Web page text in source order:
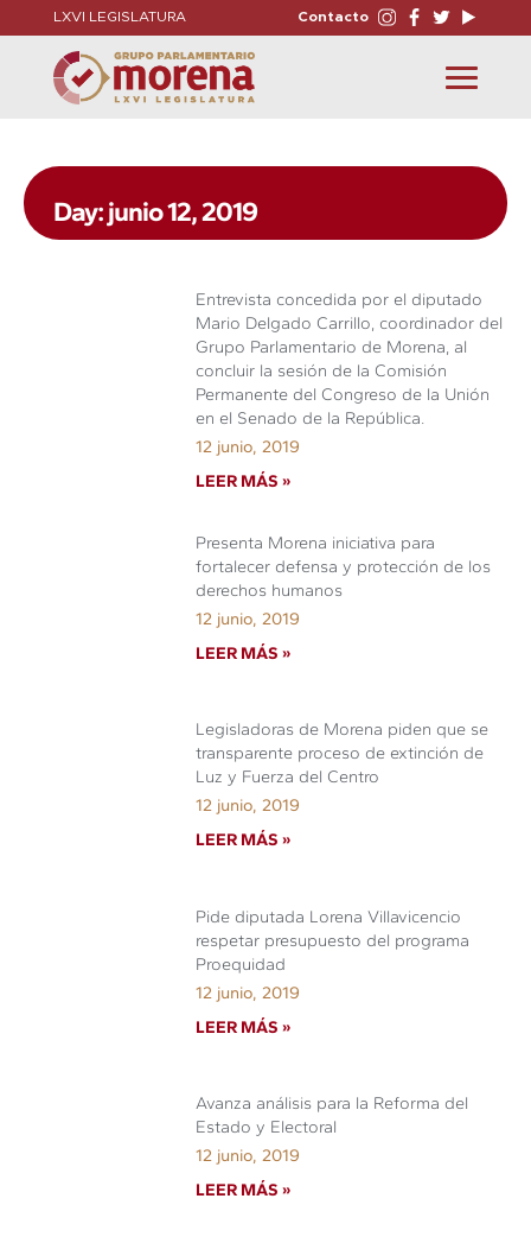
LXVI LEGISLATURA Contacto
Toggle
navigation
Day: junio 12, 2019
Entrevista concedida por el diputado
Mario Delgado Carrillo, coordinador del
Grupo Parlamentario de Morena, al
concluir la sesión de la Comisión
Permanente del Congreso de la Unión
en el Senado de la República.
12 junio, 2019
LEER MÁS »
Presenta Morena iniciativa para
fortalecer defensa y protección de los
derechos humanos
12 junio, 2019
LEER MÁS »
Legisladoras de Morena piden que se
transparente proceso de extinción de
Luz y Fuerza del Centro
12 junio, 2019
LEER MÁS »
Pide diputada Lorena Villavicencio
respetar presupuesto del programa
Proequidad
12 junio, 2019
LEER MÁS »
Avanza análisis para la Reforma del
Estado y Electoral
12 junio, 2019
LEER MÁS »